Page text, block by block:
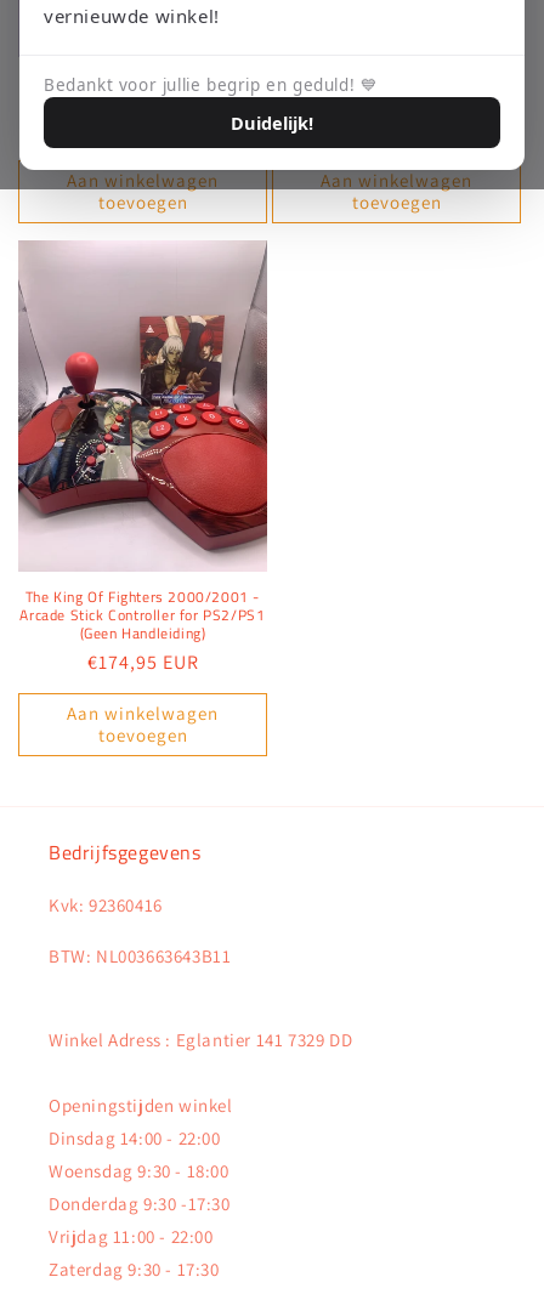
Street Fighter Official Controller
15th Anniversary PlayStation 2
Aan winkelwagen
toevoegen
Eye Toy Kinetic Combat -
Playstation 2 (CIB)
Normale
€14,95 EUR
Aan winkelwagen
toevoegen
The King Of Fighters 2000/2001 -
Arcade Stick Controller for PS2/PS1
(Geen Handleiding)
Normale
prijs
€174,95 EUR
Aan winkelwagen
toevoegen
Bedrijfsgegevens
Kvk: 92360416
BTW: NL003663643B11
Winkel Adress : Eglantier 141 7329 DD
Openingstijden winkel
Dinsdag 14:00 - 22:00
Woensdag 9:30 - 18:00
Donderdag 9:30 -17:30
Vrijdag 11:00 - 22:00
Zaterdag 9:30 - 17:30
vernieuwde winkel!
Bedankt voor jullie begrip en geduld! 💙
Duidelijk!